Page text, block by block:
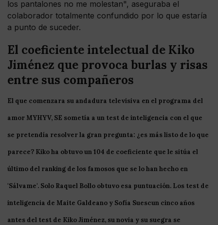
los pantalones no me molestan", aseguraba el
colaborador totalmente confundido por lo que estaría
a punto de suceder.
El coeficiente intelectual de Kiko
Jiménez que provoca burlas y risas
entre sus compañeros
El que comenzara su andadura televisiva en el programa del
amor MYHYV, SE sometía a un test de inteligencia con el que
se pretendía resolver la gran pregunta: ¿es máslisto de lo que
parece? Kiko ha obtuvo un104 de coeficiente que le sitúa el
último del ranking de los famosos que se lo han hecho en
'Sálvame'. Solo Raquel Bollo obtuvo esa puntuación. Los test de
inteligencia de Maite Galdeano y Sofía Suescun cinco años
antes del test de KikoJiménez, su novia y su suegra se